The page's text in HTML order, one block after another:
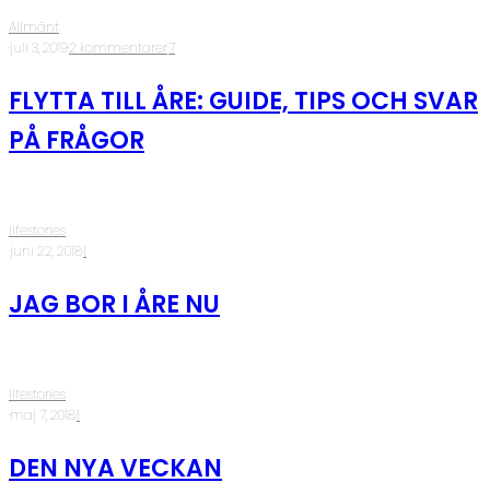
Allmänt
·juli 3, 2019·2 kommentarer·7
FLYTTA TILL ÅRE: GUIDE, TIPS OCH SVAR
PÅ FRÅGOR
lifestories
·juni 22, 2018·1
JAG BOR I ÅRE NU
lifestories
·maj 7, 2018·1
DEN NYA VECKAN